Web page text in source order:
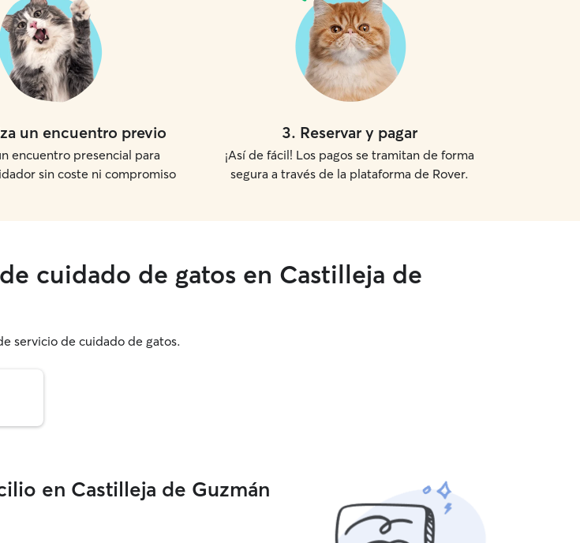
un encuentro previo
encuentro presencial para
sin coste ni compromiso
3. Reservar y pagar
¡Así de fácil! Los pagos se tramitan de forma
segura a través de la plataforma de Rover.
cuidado de gatos en Castilleja de
servicio de cuidado de gatos.
en Castilleja de Guzmán